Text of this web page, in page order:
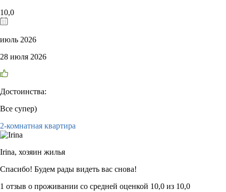
10,0
июль 2026
28 июля 2026
Достоинства:
Все супер)
2-комнатная квартира
Irina, хозяин жилья
Спасибо! Будем рады видеть вас снова!
1 отзыв о проживании со средней оценкой 10,0 из 10,0